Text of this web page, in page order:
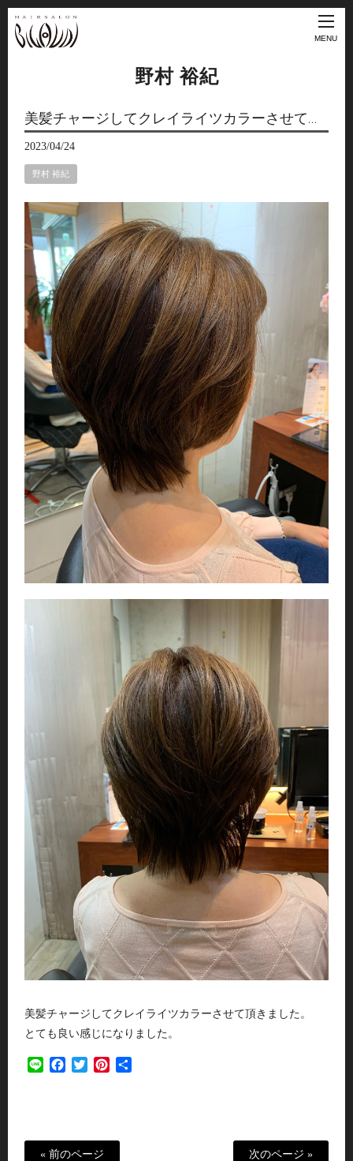
MENU
野村 裕紀
美髪チャージしてクレイライツカラーさせて…
2023/04/24
野村 裕紀
美髪チャージしてクレイライツカラーさせて頂きました。
とても良い感じになりました。
Line FacebookTwitterPinterest
« 前のページ 次のページ »